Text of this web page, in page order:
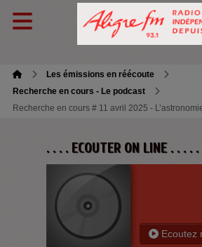
Les émissions en réécoute
Recherche en cours - Le podcast
Recherche en cours # 11 avril 2025 -
. . . . ECOUTER ON LINE . . . . .
Ecoutez